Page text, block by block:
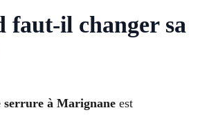
faut-il changer sa
serrure à Marignane est